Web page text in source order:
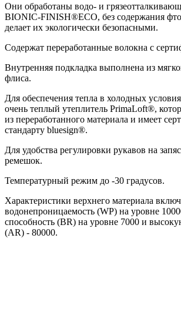
Они обработаны водо- и
BIONIC-FINISH®ECO, без содержания
делает их экологически безопасными.
Содержат переработанные волокна с
Внутренняя подкладка выполнена из
флиса.
Для обеспечения тепла в холодных
очень теплый утеплитель PrimaLoft®,
из переработанного материала и имеет
стандарту bluesign®.
Для удобства регулировки рукавов на
ремешок.
Температурный режим до -30 градусов.
Характеристики верхнего материала
водонепроницаемость (WP) на уровне
способность (BR) на уровне 7000 и
(AR) - 80000.